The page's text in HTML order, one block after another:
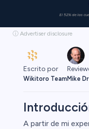
El 52% de las
ⓘ Advertiser disclosure
Escrito por
Wikitoro TeamMike
A partir de mi